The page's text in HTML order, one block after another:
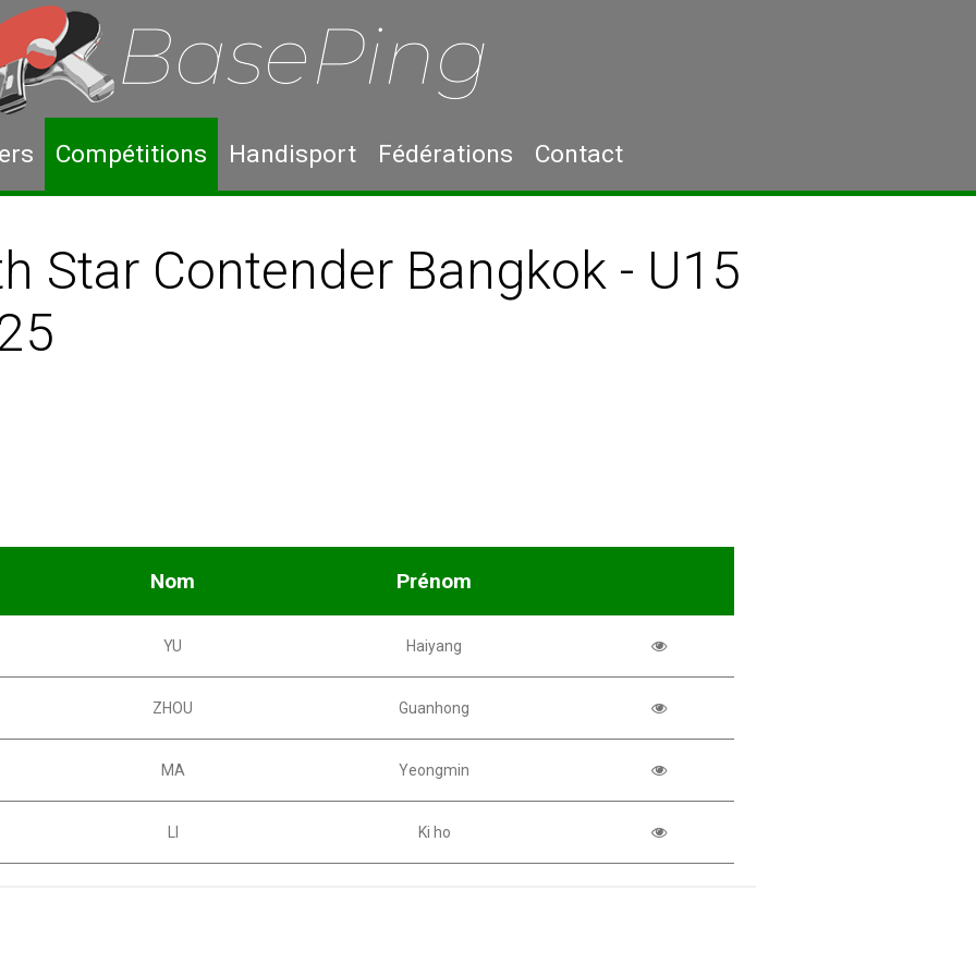
Compétitions Handisport Fédérations Contact
Star Contender Bangkok - U15
Nom Prénom
YU Haiyang
ZHOU Guanhong
MA Yeongmin
Ki ho